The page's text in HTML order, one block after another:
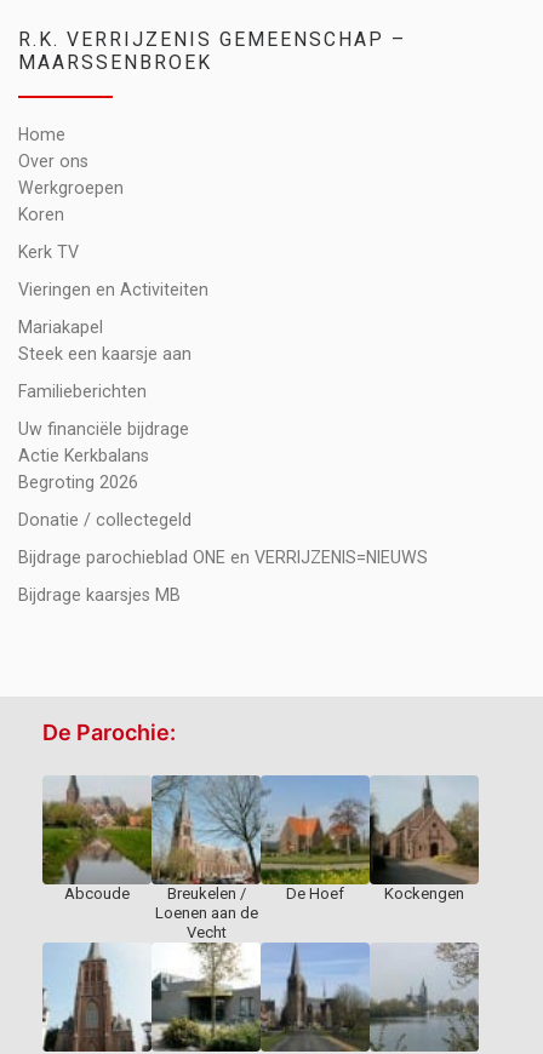
R.K. VERRIJZENIS GEMEENSCHAP –
MAARSSENBROEK
Home
Over ons
Werkgroepen
Koren
Kerk TV
Vieringen en Activiteiten
Mariakapel
Steek een kaarsje aan
Familieberichten
Uw financiële bijdrage
Actie Kerkbalans
Begroting 2026
Donatie / collectegeld
Bijdrage parochieblad ONE en VERRIJZENIS=NIEUWS
Bijdrage kaarsjes MB
De Parochie:
Abcoude
Breukelen /
Loenen aan de
Vecht
De Hoef Kockengen